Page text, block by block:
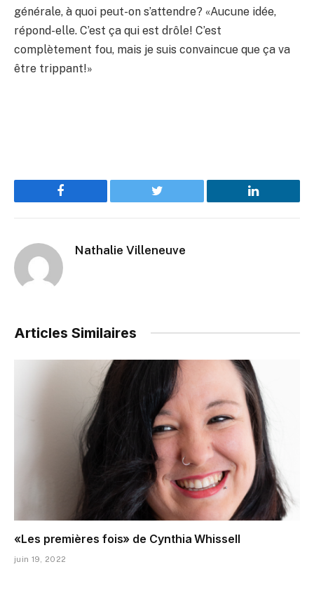
générale, à quoi peut-on s’attendre? «Aucune idée,
répond-elle. C’est ça qui est drôle! C’est
complètement fou, mais je suis convaincue que ça va
être trippant!»
Facebook Twitter LinkedIn
Nathalie Villeneuve
Articles Similaires
«Les premières fois» de Cynthia Whissell
juin 19, 2022